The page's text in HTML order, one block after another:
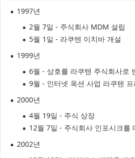
1997년
2월 7일 - 주식회사 MDM 설립
5월 1일 - 라쿠텐 이치바 개설
1999년
6월 - 상호를 라쿠텐 주식회사로
9월 - 인터넷 옥션 사업 라쿠텐 프
2000년
4월 19일 - 주식 상장
12월 7일 - 주식회사 인포시크를
2002년